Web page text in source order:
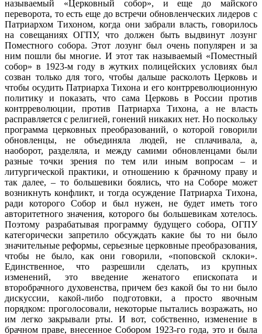
называемый «Церковный собор», и еще до майского
переворота, то есть еще до встречи обновленческих лидеров с
Патриархом Тихоном, когда они забрали власть, говорилось
на совещаниях ОГПУ, что должен быть выдвинут лозунг
Поместного собора. Этот лозунг был очень популярен и за
ним пошли бы многие. И этот так называемый «Поместный
собор» в 1923-м году в жутких полицейских условиях был
созван только для того, чтобы дальше расколоть Церковь и
чтобы осудить Патриарха Тихона и его контрреволюционную
политику и показать, что сама Церковь в России против
контрреволюции, против Патриарха Тихона, а не власть
расправляется с религией, гонений никаких нет. Но поскольку
программа церковных преобразований, о которой говорили
обновленцы, не объединяла людей, не сплачивала, а,
наоборот, разделяла, и между самими обновленцами были
разные точки зрения по тем или иным вопросам – и
литургической практики, и отношению к брачному праву и
так далее, – то большевики боялись, что на Соборе может
возникнуть конфликт, и тогда осуждение Патриарха Тихона,
ради которого Собор и был нужен, не будет иметь того
авторитетного значения, которого бы большевикам хотелось.
Поэтому разрабатывая программу будущего собора, ОГПУ
категорически запретило обсуждать какие бы то ни было
значительные реформы, серьезные церковные преобразования,
чтобы не было, как они говорили, «поповской склоки».
Единственное, что разрешили сделать, из крупных
изменений, это введение женатого епископата и
второбрачного духовенства, причем без какой бы то ни было
дискуссии, какой-либо подготовки, а просто явочным
порядком: проголосовали, некоторые пытались возражать, но
им легко закрывали рты. И вот, собственно, изменение в
брачном праве, внесенное Собором 1923-го года, это и была